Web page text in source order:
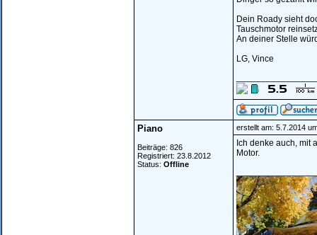
Dein Roady sieht
Tauschmotor
An deiner Stelle
LG, Vince
Piano
Beiträge: 826
Registriert: 23.8.2012
Status: Offline
erstellt am: 5.7.2014
Ich denke auch, mit
Motor.